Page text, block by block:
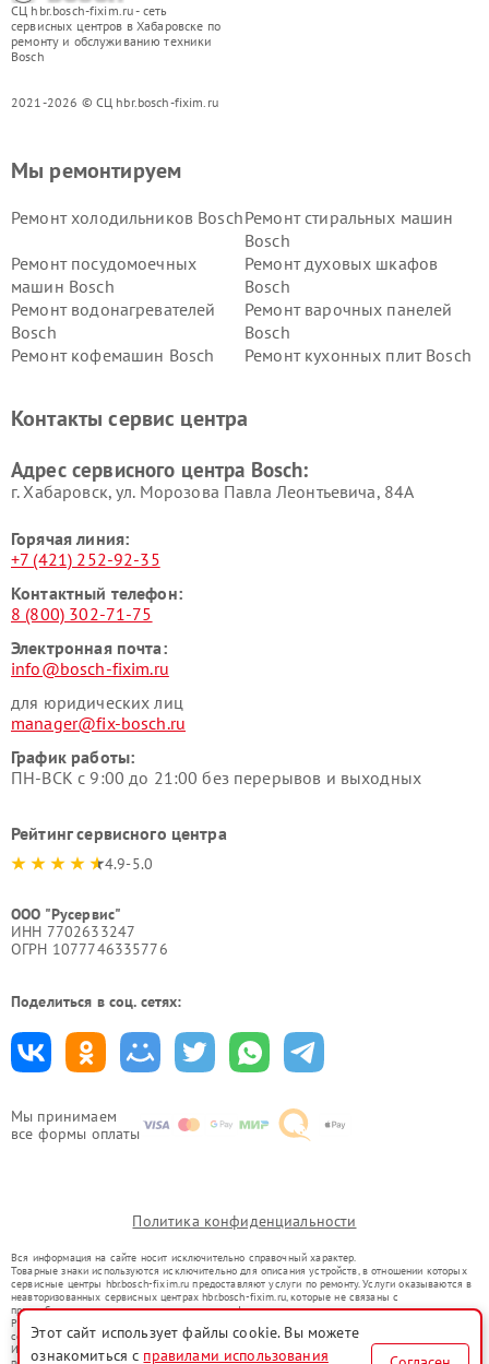
СЦ hbr.bosch-fixim.ru - сеть
сервисных центров в Хабаровске по
ремонту и обслуживанию техники
Bosch
2021-2026 © СЦ hbr.bosch-fixim.ru
Мы принимаем
все формы оплаты
Мы ремонтируем
Ремонт холодильников BoschРемонт стиральных машин
Bosch
Ремонт посудомоечных
машин Bosch
Ремонт духовых шкафов
Bosch
Ремонт водонагревателей
Bosch
Ремонт варочных панелей
Bosch
Ремонт кофемашин Bosch
Ремонт кухонных плит Bosch
Ремонт сушильных автоматовРемонт морозильных камер
Контакты сервис центра
Адрес сервисного центра Bosch:
г. Хабаровск, ул. Морозова Павла Леонтьевича, 84А
Горячая линия:
+7 (421) 252-92-35
Контактный телефон:
8 (800) 302-71-75
Электронная почта:
info@bosch-fixim.ru
для юридических лиц
manager@fix-bosch.ru
График работы:
ПН-ВСК с 9:00 до 21:00 без перерывов и выходных
Рейтинг сервисного центра
4.9-5.0
ООО "Русервис"
ИНН 7702633247
ОГРН 1077746335776
Поделиться в соц. сетях:
Политика конфиденциальности
Вся информация на сайте носит исключительно справочный характер.
Товарные знаки используются исключительно для описания устройств, в отношении которых
сервисные центры hbr.bosch-fixim.ru предоставляют услуги по ремонту. Услуги оказываются в
неавторизованных сервисных центрах hbr.bosch-fixim.ru, которые не связаны с
правообладателями товарных знаков или их официальными представителями.
Ремонт осуществляется для устройств, уже введенных в гражданский оборот в соответствии
со статьей 1487 ГК РФ.
Использование товарных знаков не преследует цели индивидуализации услуг или введения
Этот сайт использует файлы cookie. Вы можете
ознакомиться с правилами использования